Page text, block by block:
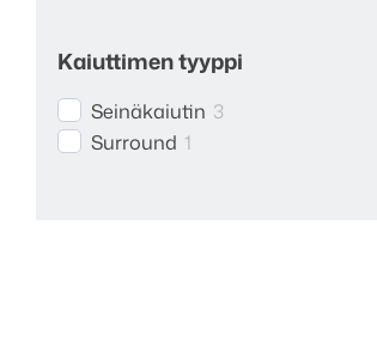
Kaiuttimen tyyppi
Seinäkaiutin 3
Surround 1